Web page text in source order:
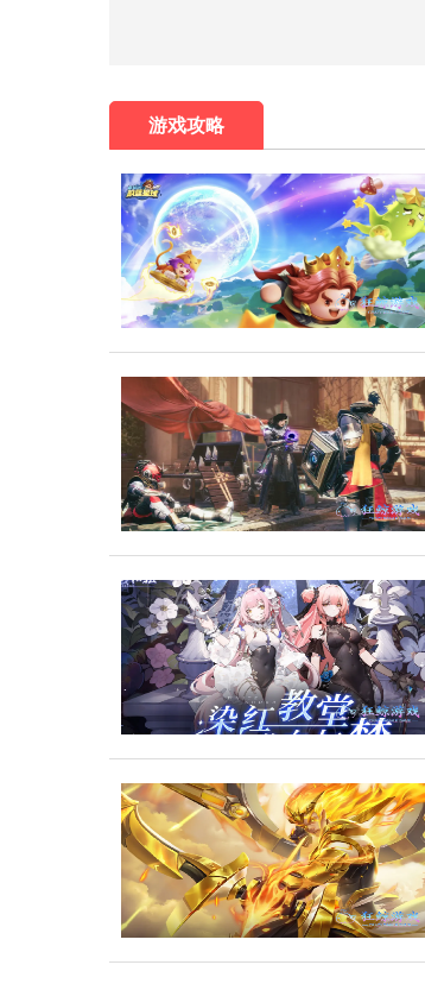
-----狂鲸游戏官网·狂玩游
√服务超过60%的移动互联网用户
√游戏最新活动资讯分享
√游戏内部号资讯和名额发放
-----主要功能-----
·游戏福利：每日更新最新内部号名额
·游戏资讯：每日更新最新游戏资讯
游戏攻略